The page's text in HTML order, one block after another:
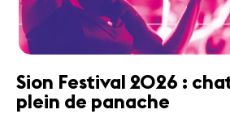
Sion Festival 2026 :
plein de panache